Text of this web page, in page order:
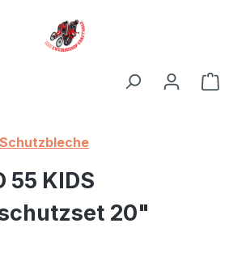
Schutzbleche
55 KIDS
20"